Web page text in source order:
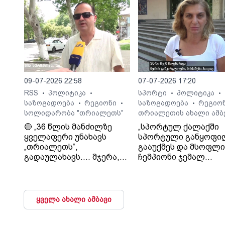
09-07-2026 22:58
RSS
• პოლიტიკა •
საზოგადოება • რეგიონი •
სოლიდარობა "თრიალეთს"
🔴 „36 წლის მანძილზე
ყველაფერი უნახავს
„თრიალეთს“,
გადაულახავს.... მჯერა,
ხელისუფლება და ის
ელემენტარული
07-07-2026 17:20
სპორტი
• პოლიტიკა •
საზოგადოება •
თრიალეთის ახალი
„სპორტულ ქალაქში
სპორტული
გააუქმეს და
ჩემპიონი ჯემალ
ყველა ახალი ამბავი